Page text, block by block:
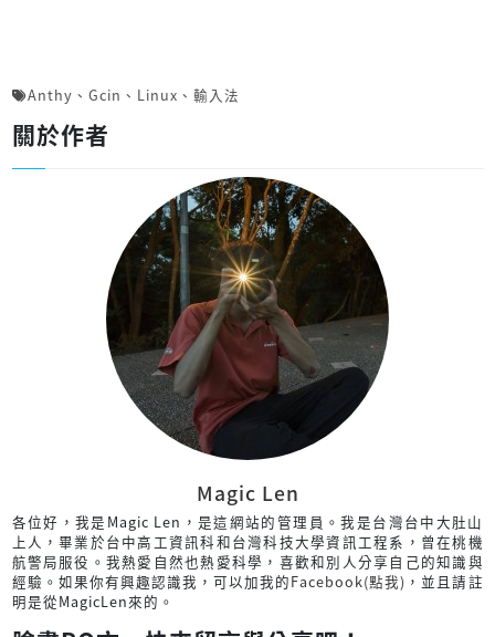
Anthy 、 Gcin 、 Linux 、 輸入法
關於作者
Magic Len
各位好，我是Magic Len，是這網站的管理員。我是台灣台中大肚山
上人，畢業於台中高工資訊科和台灣科技大學資訊工程系，曾在桃機
航警局服役。我熱愛自然也熱愛科學，喜歡和別人分享自己的知識與
經驗。如果你有興趣認識我，可以加我的Facebook(點我) ，並且請註
明是從MagicLen來的。